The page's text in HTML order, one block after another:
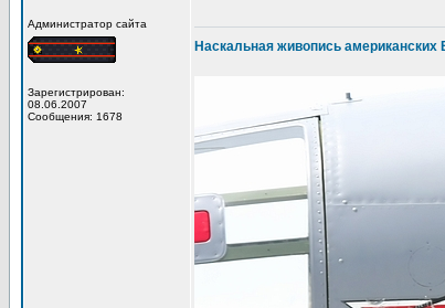
Администратор сайта
Зарегистрирован:
08.06.2007
Сообщения: 1678
Наскальная живопись американских